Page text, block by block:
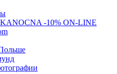
-10% ON-LINE